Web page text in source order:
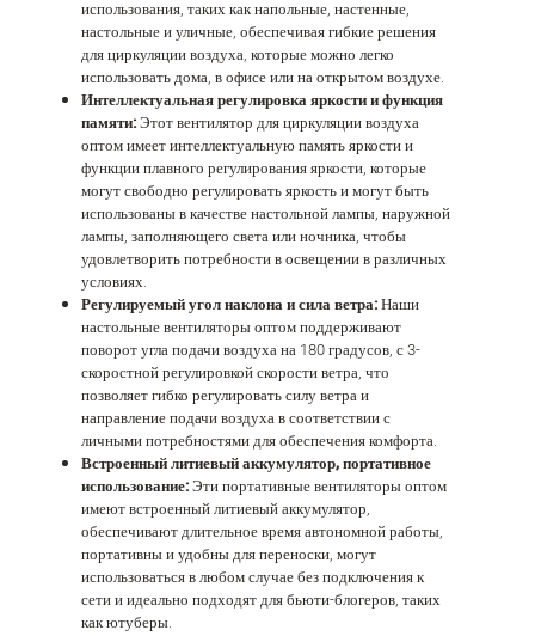
использования, таких как напольные, настенные,
настольные и уличные, обеспечивая гибкие решения
для циркуляции воздуха, которые можно легко
использовать дома, в офисе или на открытом воздухе.
Интеллектуальная регулировка яркости и функция
памяти:Этот вентилятор для циркуляции воздуха
оптом имеет интеллектуальную память яркости и
функции плавного регулирования яркости, которые
могут свободно регулировать яркость и могут быть
использованы в качестве настольной лампы, наружной
лампы, заполняющего света или ночника, чтобы
удовлетворить потребности в освещении в различных
условиях.
Регулируемый угол наклона и сила ветра:Наши
настольные вентиляторы оптом поддерживают
поворот угла подачи воздуха на 180 градусов, с 3-
скоростной регулировкой скорости ветра, что
позволяет гибко регулировать силу ветра и
направление подачи воздуха в соответствии с
личными потребностями для обеспечения комфорта.
Встроенный литиевый аккумулятор, портативное
использование:Эти портативные вентиляторы оптом
имеют встроенный литиевый аккумулятор,
обеспечивают длительное время автономной работы,
портативны и удобны для переноски, могут
использоваться в любом случае без подключения к
сети и идеально подходят для бьюти-блогеров, таких
как ютуберы.